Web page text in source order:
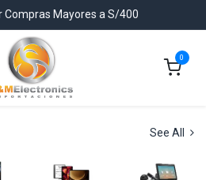
Compras Mayores a S/400
0
See All